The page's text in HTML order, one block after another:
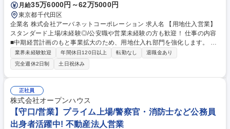
月給35万6000円～62万5000円
東京都千代田区
企業名 株式会社アーバネットコーポレーション 求人名 【用地仕入営業】
スタンダード上場/未経験◎/公安職や営業未経験の方も歓迎！ 仕事の内容
■中期経営計画のもと事業拡大のため、用地仕入れ部門を強化します。 ■
都市型賃貸マンションやホテルなど、多様な不動産開発を担う人材を募集
します。 【具体的には】デベロッパーとして用地仕入れ、設計、1棟販売
まで一貫して行う当社にて、東京都23区内を中心としたマンション・ホテ
ル用地の仕入れ営業を担当していただきます。 【特徴】上場企業の安定基
盤と成長性が魅力。主力の中高層マンションに加え、ホテル等の多様なア
セット開発に挑戦できます。企画から売却まで一貫して携わり、会社と共
に成長できる、やりがいの大きな仕事です。 募集職種 【用地仕入営業】
スタンダード上場/未経験◎/公安職や営業未経験の方も歓迎！
業界未経験歓迎 年間休日120日以上 転勤なし
退職金あり
完全週休2日制
土日祝休み
正社員
株式会社オープンハウス
【守口/営業】プライム上場/警察官・消防士など公務員
出身者活躍中! 不動産法人営業